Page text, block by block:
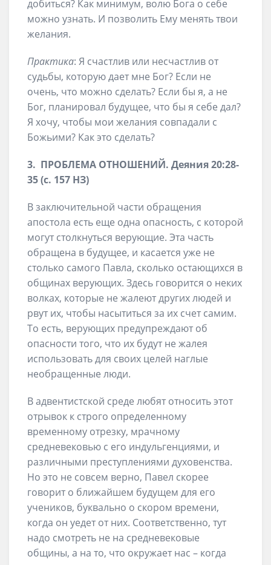
добиться? Как минимум, волю Бога о себе
можно узнать. И позволить Ему менять твои
желания.
Практика: Я счастлив или несчастлив от
судьбы, которую дает мне Бог? Если не
очень, что можно сделать? Если бы я, а не
Бог, планировал будущее, что бы я себе дал?
Я хочу, чтобы мои желания совпадали с
Божьими? Как это сделать?
3. ПРОБЛЕМА ОТНОШЕНИЙ. Деяния 20:28-
35 (с. 157 НЗ)
В заключительной части обращения
апостола есть еще одна опасность, с которой
могут столкнуться верующие. Эта часть
обращена в будущее, и касается уже не
столько самого Павла, сколько остающихся в
общинах верующих. Здесь говорится о неких
волках, которые не жалеют других людей и
рвут их, чтобы насытиться за их счет самим.
То есть, верующих предупреждают об
опасности того, что их будут не жалея
использовать для своих целей наглые
необращенные люди.
В адвентистской среде любят относить этот
отрывок к строго определенному
временному отрезку, мрачному
средневековью с его индульгенциями, и
различными преступлениями духовенства.
Но это не совсем верно, Павел скорее
говорит о ближайшем будущем для его
учеников, буквально о скором времени,
когда он уедет от них. Соответственно, тут
надо смотреть не на средневековые
общины, а на то, что окружает нас – когда